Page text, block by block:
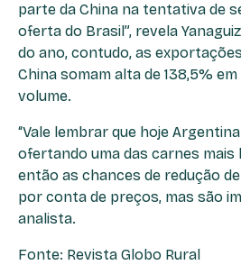
parte da China na tentativa de
oferta do Brasil”, revela
do ano, contudo, as
China somam alta de 138,5%
volume.
“Vale lembrar que hoje
ofertando uma das carnes mais
então as chances de redução
por conta de preços, mas são
analista.
Fonte: Revista Globo Rural